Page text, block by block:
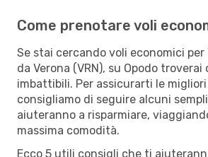
Come prenotare voli
Se stai cercando voli economici per
da Verona (VRN), su Opodo
imbattibili. Per assicurarti le
consigliamo di seguire alcuni
aiuteranno a risparmiare,
massima comodità.
Ecco 5 utili consigli che ti